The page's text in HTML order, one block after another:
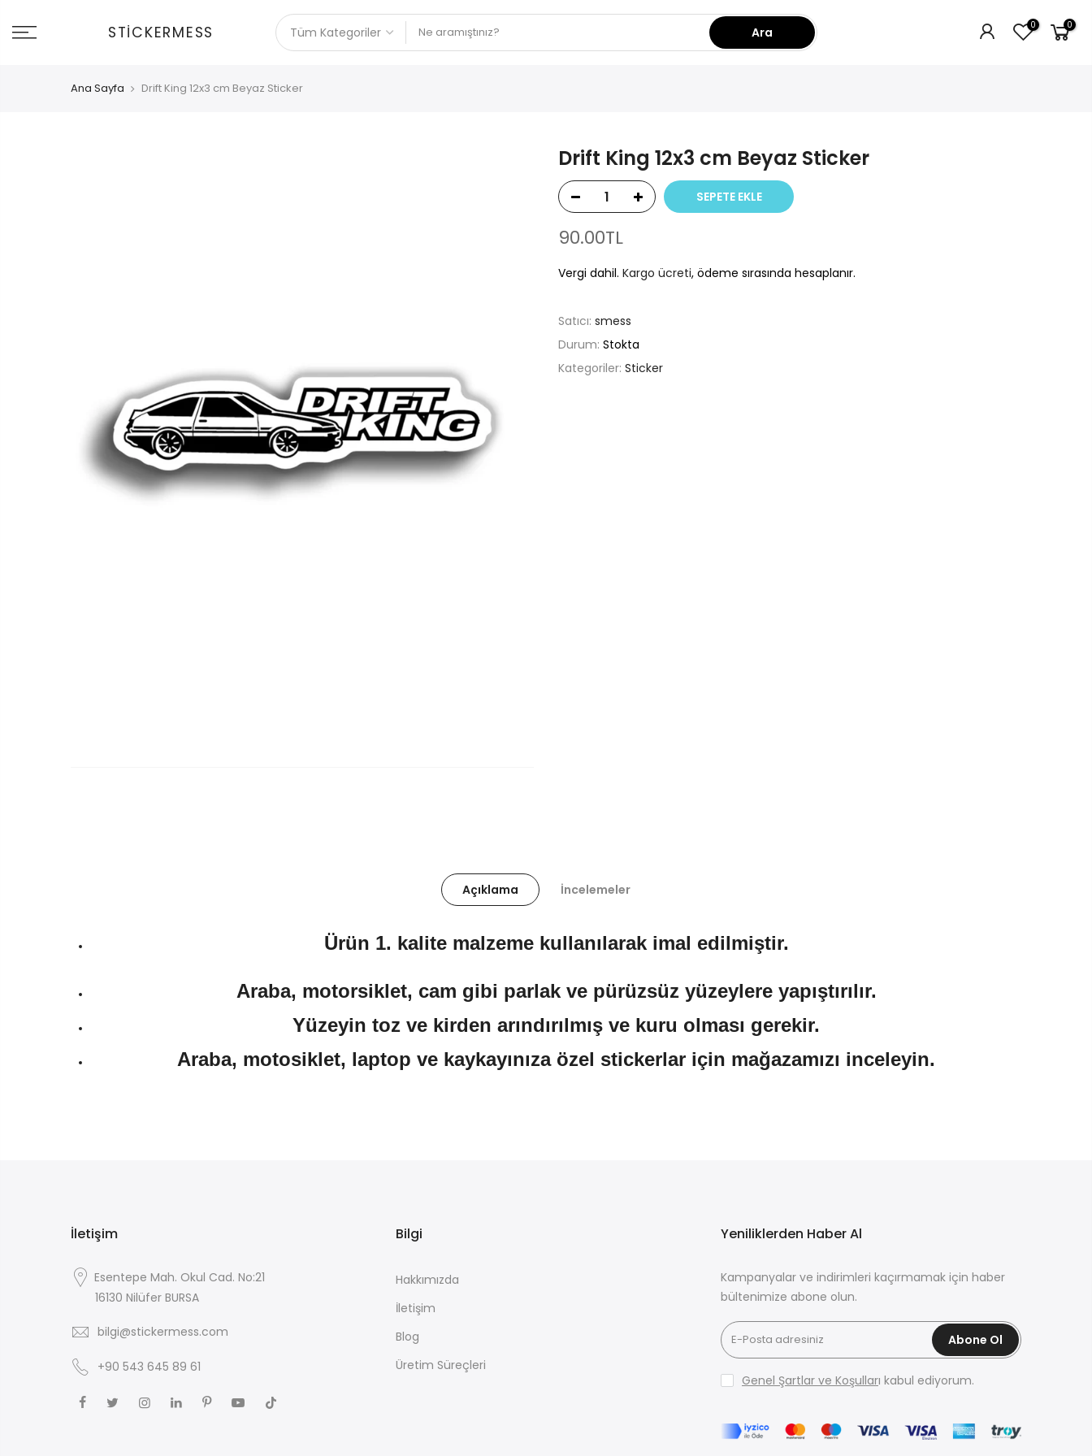
git
STICKERMESS Ara 0 0
Ana Sayfa Drift King 12x3 cm Beyaz Sticker
Drift King 12x3 cm Beyaz Sticker
SEPETE EKLE
90.00TL
Vergi dahil. Kargo ücreti, ödeme sırasında hesaplanır.
Satıcı: smess
Durum: Stokta
Kategoriler: Sticker
Açıklama İncelemeler
Ürün 1. kalite malzeme kullanılarak imal edilmiştir.
Araba, motorsiklet, cam gibi parlak ve pürüzsüz yüzeylere yapıştırılır.
Yüzeyin toz ve kirden arındırılmış ve kuru olması gerekir.
Araba, motosiklet, laptop ve kaykayınıza özel stickerlar için mağazamızı inceleyin.
İletişim
Esentepe Mah. Okul Cad. No:21
16130 Nilüfer BURSA
bilgi@stickermess.com
+90 543 645 89 61
Bilgi
Hakkımızda
İletişim
Blog
Üretim Süreçleri
Yeniliklerden Haber Al
Kampanyalar ve indirimleri kaçırmamak için haber
bültenimize abone olun.
Abone Ol
Genel Şartlar ve Koşulları kabul ediyorum.